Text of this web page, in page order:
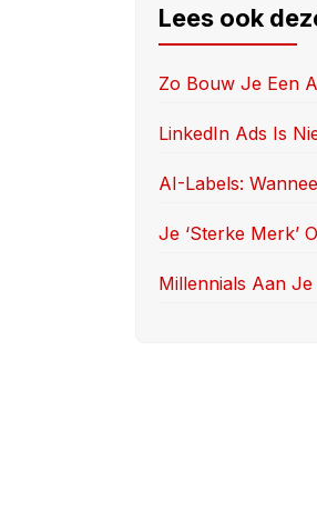
e
b
o
o
o
d
o
n
Lees ook
Zo Bouw Je Een
LinkedIn Ads Is
AI-Labels:
Je ‘sterke Merk’
Millennials Aan